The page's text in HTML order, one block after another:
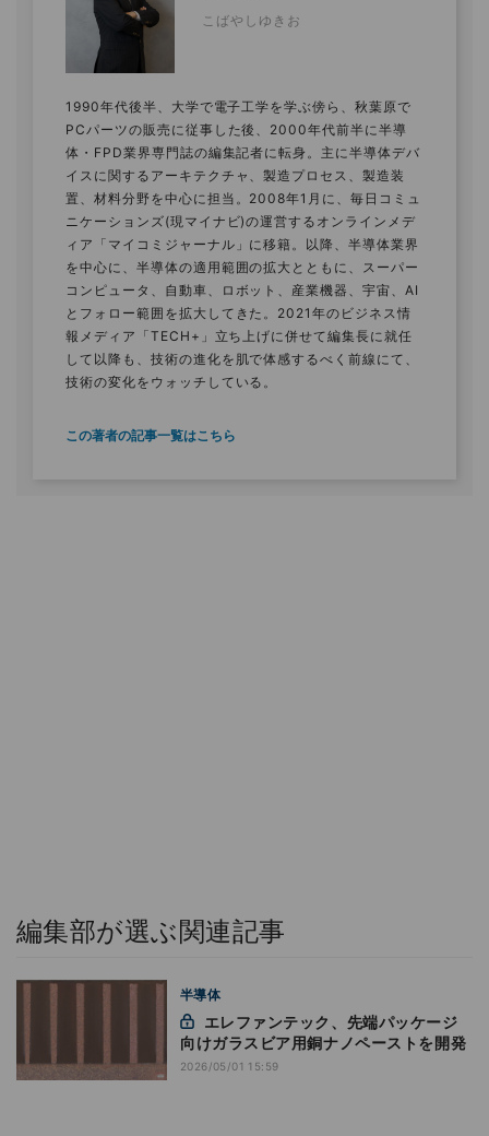
こばやしゆきお
1990年代後半、大学で電子工学を学ぶ傍ら、秋葉原で
PCパーツの販売に従事した後、2000年代前半に半導
体・FPD業界専門誌の編集記者に転身。主に半導体デバ
イスに関するアーキテクチャ、製造プロセス、製造装
置、材料分野を中心に担当。2008年1月に、毎日コミュ
ニケーションズ(現マイナビ)の運営するオンラインメデ
ィア「マイコミジャーナル」に移籍。以降、半導体業界
を中心に、半導体の適用範囲の拡大とともに、スーパー
コンピュータ、自動車、ロボット、産業機器、宇宙、AI
とフォロー範囲を拡大してきた。2021年のビジネス情
報メディア「TECH+」立ち上げに併せて編集長に就任
して以降も、技術の進化を肌で体感するべく前線にて、
技術の変化をウォッチしている。
この著者の記事一覧はこちら
編集部が選ぶ関連記事
半導体
向けガラスビア用銅ナノペーストを開発
2026/05/01 15:59